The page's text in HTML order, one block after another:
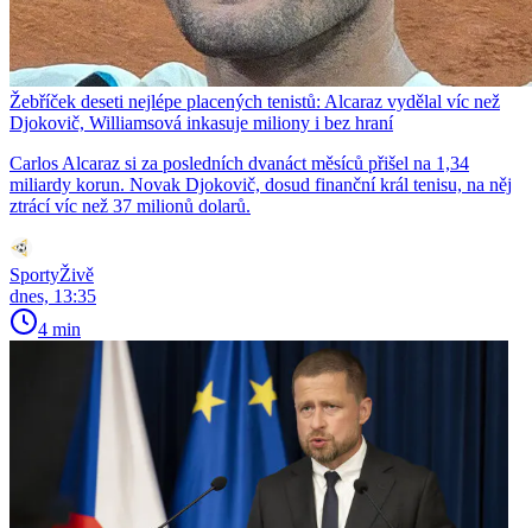
Žebříček deseti nejlépe placených tenistů: Alcaraz vydělal víc než
Djokovič, Williamsová inkasuje miliony i bez hraní
Carlos Alcaraz si za posledních dvanáct měsíců přišel na 1,34
miliardy korun. Novak Djokovič, dosud finanční král tenisu, na něj
ztrácí víc než 37 milionů dolarů.
SportyŽivě
dnes, 13:35
4 min